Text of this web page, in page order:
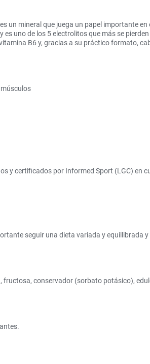
un mineral que juega un papel importante
uno de los 5 electrolitos que más se
B6 y, gracias a su práctico formato,
y certificados por Informed Sport (LGC) en
seguir una dieta variada y equillibrada
conservador (sorbato potásico),